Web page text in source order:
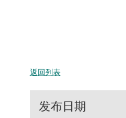
返回列表
发布日期